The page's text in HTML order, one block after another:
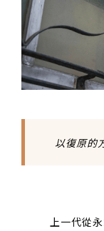
以復原的
上一代從